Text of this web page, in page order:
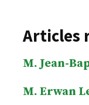
Articles
M. Jean-
M. Erwan